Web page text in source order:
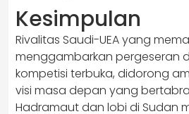
Kesimpulan
Rivalitas Saudi-UEA yang
menggambarkan pergeseran
kompetisi terbuka, didorong
visi masa depan yang
Hadramaut dan lobi di Sudan